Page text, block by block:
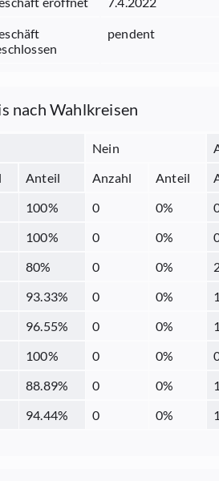
pendent
nach Wahlkreisen
Nein
Anteil Anzahl Anteil
100% 0 0%
100% 0 0%
80% 0 0%
93.33% 0 0% 1
96.55% 0 0% 1
100% 0 0%
88.89% 0 0% 1
94.44% 0 0% 1